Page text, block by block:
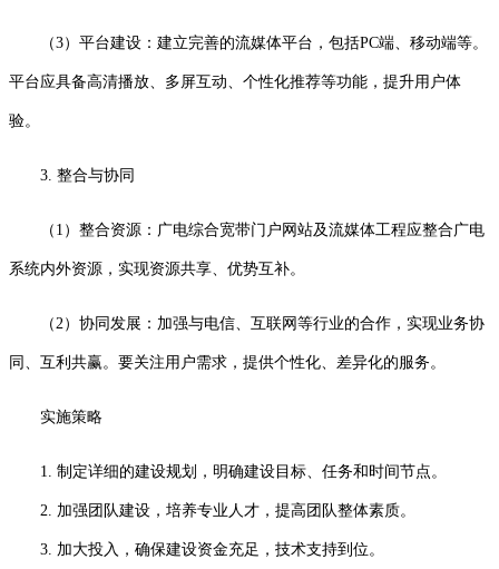
（3）平台建设：建立完善的流媒体平台，包括PC端、移动端等。
平台应具备高清播放、多屏互动、个性化推荐等功能，提升用户体
验。
3. 整合与协同
（1）整合资源：广电综合宽带门户网站及流媒体工程应整合广电
系统内外资源，实现资源共享、优势互补。
（2）协同发展：加强与电信、互联网等行业的合作，实现业务协
同、互利共赢。要关注用户需求，提供个性化、差异化的服务。
实施策略
1. 制定详细的建设规划，明确建设目标、任务和时间节点。
2. 加强团队建设，培养专业人才，提高团队整体素质。
3. 加大投入，确保建设资金充足，技术支持到位。